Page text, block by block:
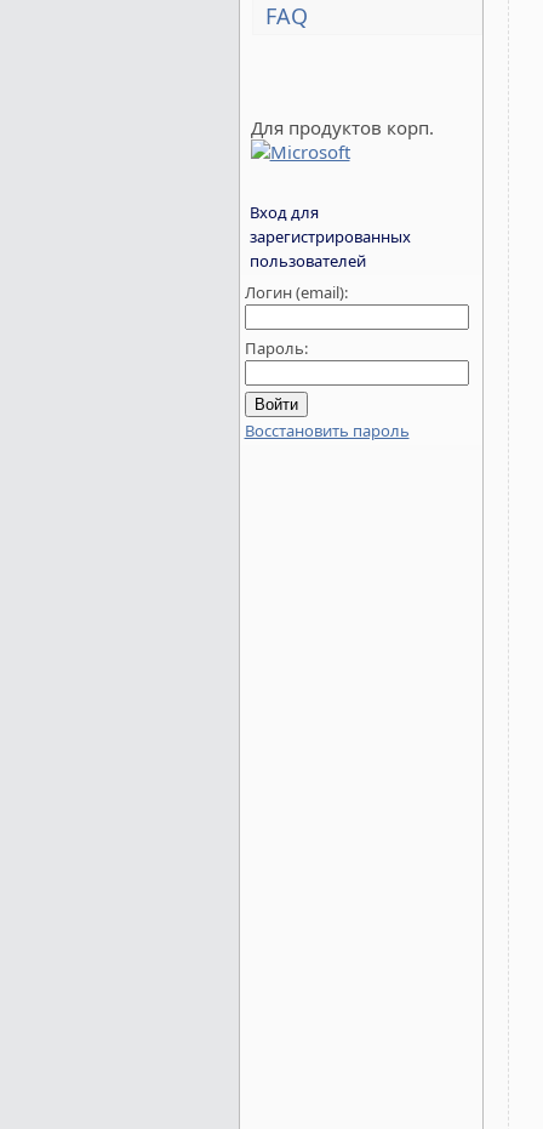
FAQ
Для продуктов корп.
Вход для
зарегистрированных
пользователей
Логин (email):
Пароль:
Восстановить пароль